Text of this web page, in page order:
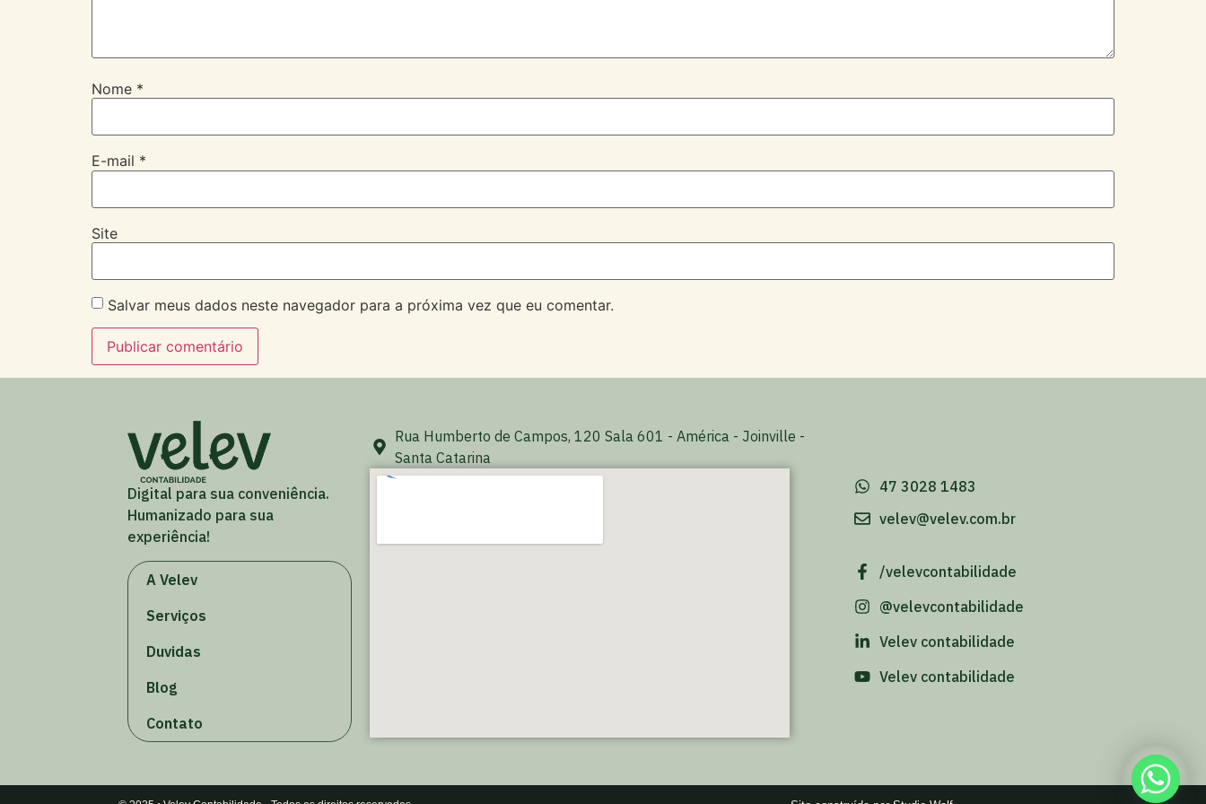
Nome *
E-mail *
Site
Salvar meus dados neste navegador para a próxima vez que eu comentar.
Digital para sua conveniência.
Humanizado para sua
experiência!
A Velev
Serviços
Duvidas
Blog
Contato
Rua Humberto de Campos, 120 Sala 601 - América - Joinville -
Santa Catarina
/velevcontabilidade
@velevcontabilidade
Velev contabilidade
Velev contabilidade
47 3028 1483
velev@velev.com.br